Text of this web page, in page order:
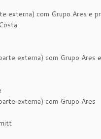
externa) com Grupo Ares e
externa) com Grupo Ares
externa) com Grupo Ares